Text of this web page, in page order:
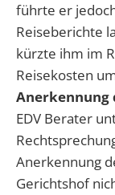
führte er
Reiseberichte
kürzte ihm im
Reisekosten
Anerkennung
EDV Berater
Anerkennung
Gerichtshof